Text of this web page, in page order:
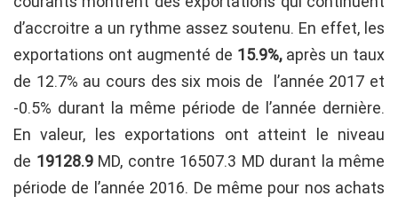
d’accroitre a un rythme assez soutenu. En effet, les
exportations ont augmenté de 15.9%, après un taux
de 12.7% au cours des six mois de l’année 2017 et
-0.5% durant la même période de l’année dernière.
En valeur, les exportations ont atteint le niveau
de 19128.9MD, contre 16507.3 MD durant la même
période de l’année 2016. De même pour nos achats